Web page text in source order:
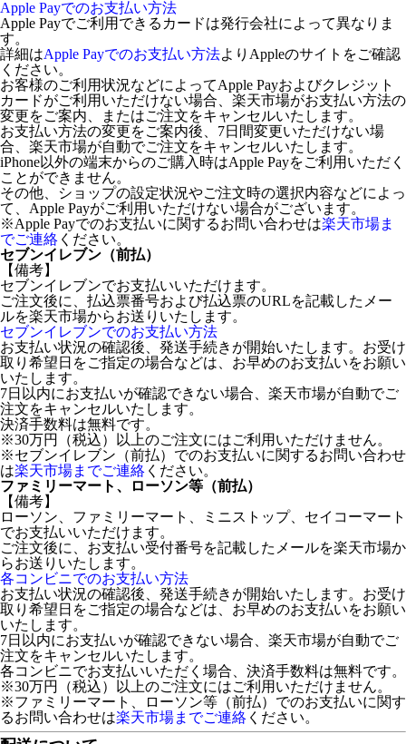
Apple Payでのお支払い方法
Apple Payでご利用できるカードは発行会社によって異なりま
す。
詳細はApple Payでのお支払い方法よりAppleのサイトをご確認
ください。
お客様のご利用状況などによってApple Payおよびクレジット
カードがご利用いただけない場合、楽天市場がお支払い方法の
変更をご案内、またはご注文をキャンセルいたします。
お支払い方法の変更をご案内後、7日間変更いただけない場
合、楽天市場が自動でご注文をキャンセルいたします。
iPhone以外の端末からのご購入時はApple Payをご利用いただく
ことができません。
その他、ショップの設定状況やご注文時の選択内容などによっ
て、Apple Payがご利用いただけない場合がございます。
※Apple Payでのお支払いに関するお問い合わせは楽天市場ま
でご連絡 ください。
セブンイレブン（前払）
【備考】
セブンイレブンでお支払いいただけます。
ご注文後に、払込票番号および払込票のURLを記載したメー
ルを楽天市場からお送りいたします。
セブンイレブンでのお支払い方法
お支払い状況の確認後、発送手続きが開始いたします。お受け
取り希望日をご指定の場合などは、お早めのお支払いをお願い
いたします。
7日以内にお支払いが確認できない場合、楽天市場が自動でご
注文をキャンセルいたします。
決済手数料は無料です。
※30万円（税込）以上のご注文にはご利用いただけません。
※セブンイレブン（前払）でのお支払いに関するお問い合わせ
は楽天市場までご連絡 ください。
ファミリーマート、ローソン等（前払）
【備考】
ローソン、ファミリーマート、ミニストップ、セイコーマート
でお支払いいただけます。
ご注文後に、お支払い受付番号を記載したメールを楽天市場か
らお送りいたします。
各コンビニでのお支払い方法
お支払い状況の確認後、発送手続きが開始いたします。お受け
取り希望日をご指定の場合などは、お早めのお支払いをお願い
いたします。
7日以内にお支払いが確認できない場合、楽天市場が自動でご
注文をキャンセルいたします。
各コンビニでお支払いいただく場合、決済手数料は無料です。
※30万円（税込）以上のご注文にはご利用いただけません。
※ファミリーマート、ローソン等（前払）でのお支払いに関す
るお問い合わせは楽天市場までご連絡 ください。